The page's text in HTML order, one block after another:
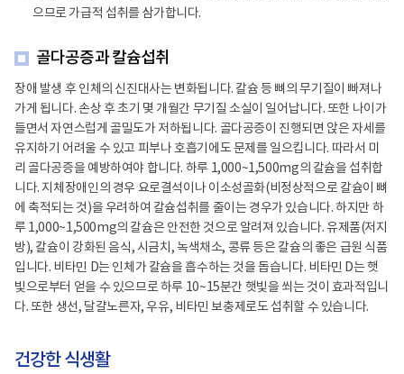
으므로 가급적 섭취를 삼가합니다.
골다공증과 칼슘섭취
장애 발생 후 인체의 신진대사는 변화됩니다. 칼슘 등 뼈의 무기질이 빠져나
가게 됩니다. 손상 후 초기 몇 개월간 무기질 소실이 일어납니다. 또한 나이가
들면서 자연스럽게 골밀도가 저하됩니다. 골다공증이 진행되면 앉은 자세를
유지하기 어려울 수 있고 피부나 호흡기에도 문제를 일으킵니다. 따라서 미
리 골다공증을 예방하여야 합니다. 하루 1,000~1,500mg의 칼슘을 섭취합
니다. 지체장애인의 경우 요로결석이나 이소성골화(비정상적으로 칼슘이 뼈
에 축적되는 것)을 우려하여 칼슘섭취를 줄이는 경우가 있습니다. 하지만 하
루 1,000~1,500mg의 칼슘은 안전한 것으로 알려져 있습니다. 유제품(저지
방), 칼슘이 강화된 음식, 시금치, 녹색채소, 콩류 등은 칼슘의 좋은 급원 식품
입니다. 비타민 D는 인체가 칼슘을 흡수하는 것을 돕습니다. 비타민 D는 햇
빛으로부터 얻을 수 있으므로 하루 10~15분간 햇빛을 쐬는 것이 효과적입니
다. 또한 생선, 달걀노른자, 우유, 비타민 보충제로도 섭취할 수 있습니다.
건강한 식생활